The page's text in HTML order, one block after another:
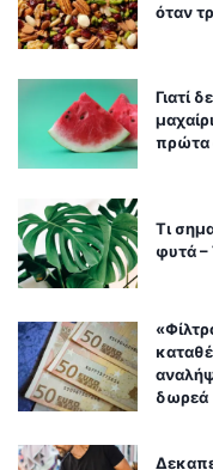
όταν
Γιατί
πρώτα
Τι
φυτά –
δωρεά